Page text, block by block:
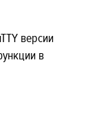
версии
в